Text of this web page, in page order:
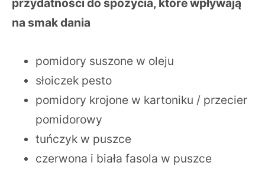
przydatności do spożycia, które wpływają
na smak dania
pomidory suszone w oleju
słoiczek pesto
pomidory krojone w kartoniku / przecier
pomidorowy
tuńczyk w puszce
czerwona i biała fasola w puszce